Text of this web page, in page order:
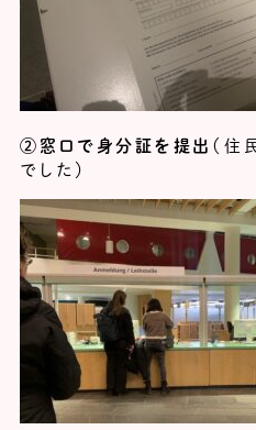
②窓口で身分証を提出 （住
でした）